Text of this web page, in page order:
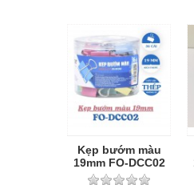
Kẹp bướm màu
19mm FO-DCC02